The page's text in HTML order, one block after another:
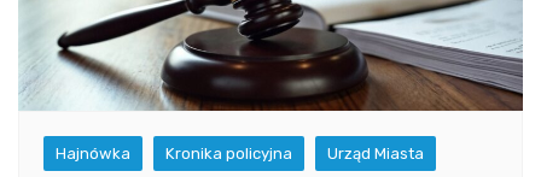
Hajnówka Kronika policyjna Urząd Miasta